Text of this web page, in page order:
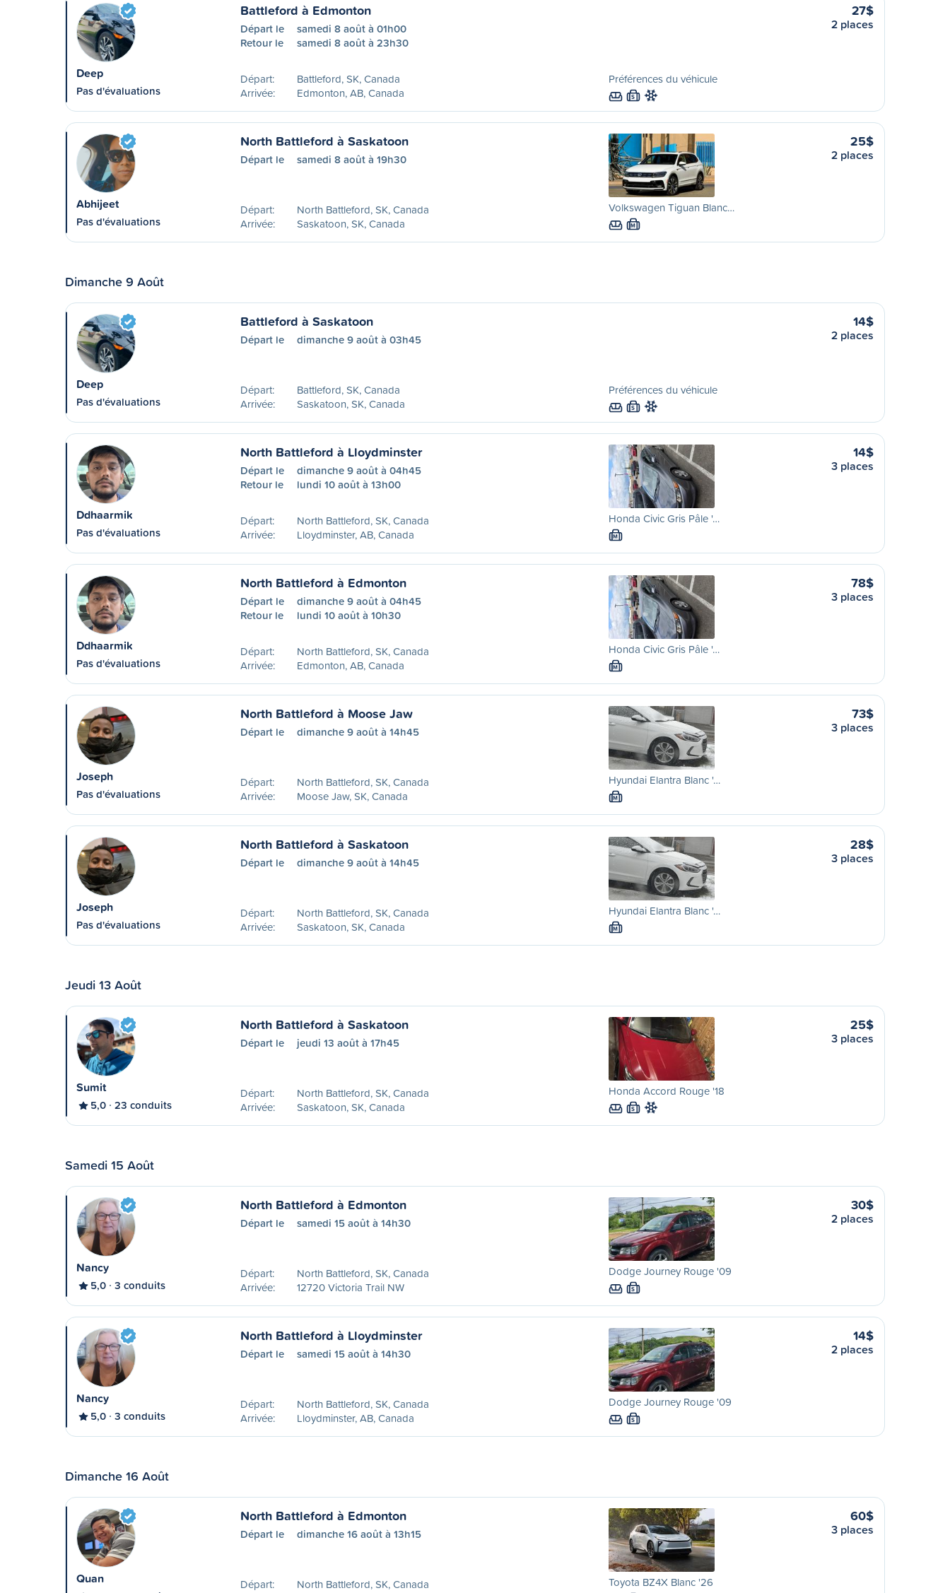
Deep
Pas d'évaluations
Battleford à Edmonton
Départ le
samedi 8 août à 01h00
Retour le
samedi 8 août à 23h30
Départ:
Battleford, SK, Canada
Arrivée:
Edmonton, AB, Canada
Préférences du véhicule
S
27$
2 places
Abhijeet
Pas d'évaluations
North Battleford à Saskatoon
Départ le samedi 8 août à 19h30
Départ:
North Battleford, SK, Canada
Arrivée:
Saskatoon, SK, Canada
Volkswagen Tiguan Blanc…
M
25$
2 places
Dimanche 9 Août
Deep
Pas d'évaluations
Battleford à Saskatoon
Départ le dimanche 9 août à 03h45
Départ:
Battleford, SK, Canada
Arrivée:
Saskatoon, SK, Canada
Préférences du véhicule
S
14$
2 places
Ddhaarmik
Pas d'évaluations
North Battleford à Lloydminster
Départ le
dimanche 9 août à 04h45
Retour le
lundi 10 août à 13h00
Départ:
North Battleford, SK, Canada
Arrivée:
Lloydminster, AB, Canada
Honda Civic Gris Pâle '…
M
14$
3 places
Ddhaarmik
Pas d'évaluations
North Battleford à Edmonton
Départ le
dimanche 9 août à 04h45
Retour le
lundi 10 août à 10h30
Départ:
North Battleford, SK, Canada
Arrivée:
Edmonton, AB, Canada
Honda Civic Gris Pâle '…
M
78$
3 places
Joseph
Pas d'évaluations
North Battleford à Moose Jaw
Départ le dimanche 9 août à 14h45
Départ:
North Battleford, SK, Canada
Arrivée:
Moose Jaw, SK, Canada
Hyundai Elantra Blanc '…
M
73$
3 places
Joseph
Pas d'évaluations
North Battleford à Saskatoon
Départ le dimanche 9 août à 14h45
Départ:
North Battleford, SK, Canada
Arrivée:
Saskatoon, SK, Canada
Hyundai Elantra Blanc '…
M
28$
3 places
Jeudi 13 Août
Sumit
5,0 23 conduits
North Battleford à Saskatoon
Départ le jeudi 13 août à 17h45
Départ:
North Battleford, SK, Canada
Arrivée:
Saskatoon, SK, Canada
Honda Accord Rouge '18
S
25$
3 places
Samedi 15 Août
Nancy
5,0 3 conduits
North Battleford à Edmonton
Départ le samedi 15 août à 14h30
Départ:
North Battleford, SK, Canada
Arrivée:
12720 Victoria Trail NW
Dodge Journey Rouge '09
S
30$
2 places
Nancy
5,0 3 conduits
North Battleford à Lloydminster
Départ le samedi 15 août à 14h30
Départ:
North Battleford, SK, Canada
Arrivée:
Lloydminster, AB, Canada
Dodge Journey Rouge '09
S
14$
2 places
Dimanche 16 Août
Quan
North Battleford à Edmonton
Départ le dimanche 16 août à 13h15
Départ:
North Battleford, SK, Canada
Toyota BZ4X Blanc '26
60$
3 places